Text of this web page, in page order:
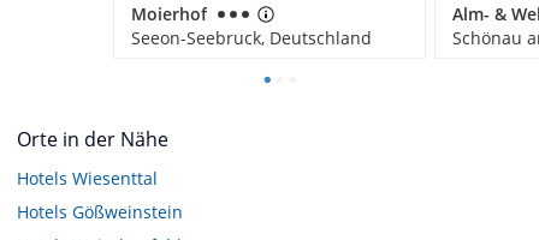
Moierhof
Seeon-Seebruck, Deutschland
Orte in der Nähe
Hotels Wiesenttal
Hotels Gößweinstein